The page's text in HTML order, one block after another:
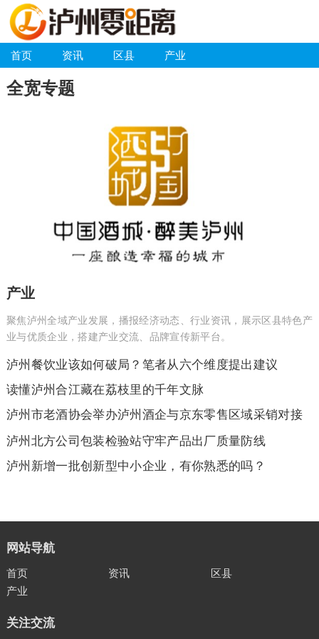
首页 资讯 区县 产业
全宽专题
产业
聚焦泸州全域产业发展，播报经济动态、行业资讯，展示区县特色产
业与优质企业，搭建产业交流、品牌宣传新平台。
泸州餐饮业该如何破局？笔者从六个维度提出建议
读懂泸州合江藏在荔枝里的千年文脉
泸州市老酒协会举办泸州酒企与京东零售区域采销对接
会
泸州北方公司包装检验站守牢产品出厂质量防线
泸州新增一批创新型中小企业，有你熟悉的吗？
网站导航
首页 资讯
区县
产业
关注交流